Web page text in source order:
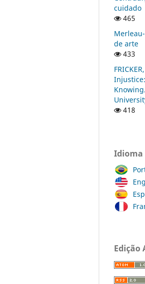
cuidado
465
de arte
433
418
Idioma
Edição